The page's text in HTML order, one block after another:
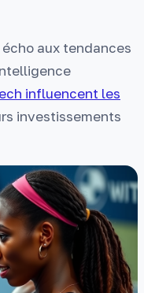
aux tendances
influencent les
investissements